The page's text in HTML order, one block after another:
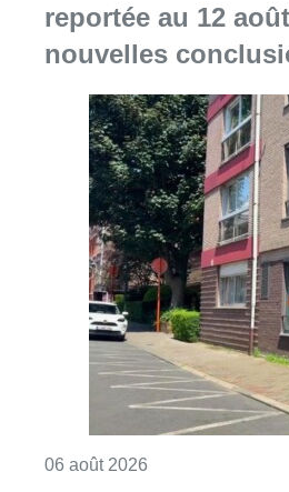
reportée au 12
nouvelles
06 août 2026